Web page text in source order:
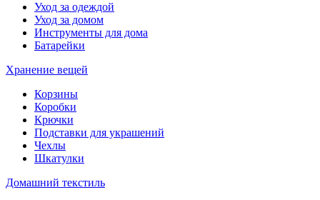
Уход за одеждой
Уход за домом
Инструменты для дома
Батарейки
Хранение вещей
Корзины
Коробки
Крючки
Подставки для украшений
Чехлы
Шкатулки
Домашний текстиль